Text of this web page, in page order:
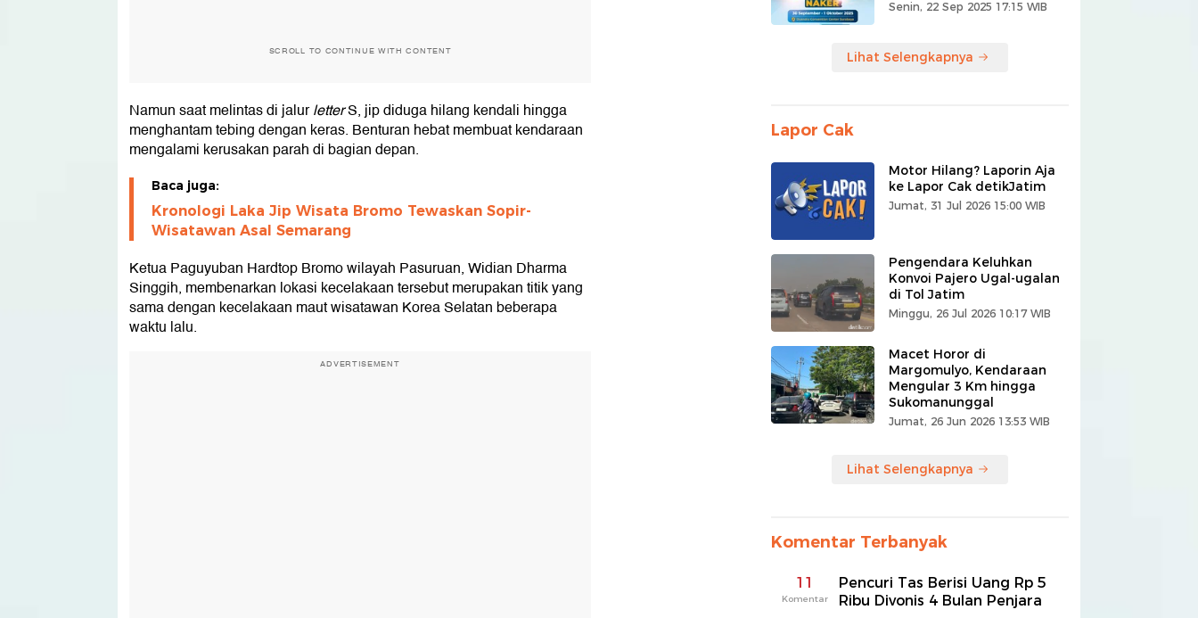
SCROLL TO CONTINUE WITH CONTENT
Namun saat melintas di jalurletterS, jip diduga hilang kendali hingga
menghantam tebing dengan keras. Benturan hebat membuat kendaraan
mengalami kerusakan parah di bagian depan.
Baca juga:
Kronologi Laka Jip Wisata Bromo Tewaskan Sopir-
Wisatawan Asal Semarang
Ketua Paguyuban Hardtop Bromo wilayah Pasuruan, Widian Dharma
Singgih, membenarkan lokasi kecelakaan tersebut merupakan titik yang
sama dengan kecelakaan maut wisatawan Korea Selatan beberapa
waktu lalu.
ADVERTISEMENT
Senin, 22 Sep 2025 17:15 WIB
Lihat Selengkapnya
Lapor Cak
Motor Hilang? Laporin Aja
ke Lapor Cak detikJatim
Jumat, 31 Jul 2026 15:00 WIB
Pengendara Keluhkan
Konvoi Pajero Ugal-ugalan
di Tol Jatim
Minggu, 26 Jul 2026 10:17 WIB
Macet Horor di
Margomulyo, Kendaraan
Mengular 3 Km hingga
Sukomanunggal
Jumat, 26 Jun 2026 13:53 WIB
Lihat Selengkapnya
Komentar Terbanyak
11
Komentar
Pencuri Tas Berisi Uang Rp 5
Ribu Divonis 4 Bulan Penjara